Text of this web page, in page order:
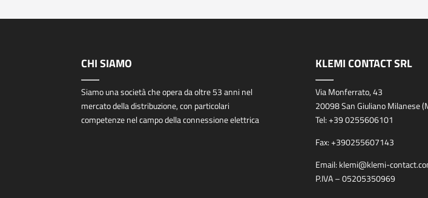
CHI SIAMO
Siamo una società che opera da oltre 53 anni nel
mercato della distribuzione, con particolari
competenze nel campo della connessione elettrica
KLEMI CONTACT SRL
Via Monferrato, 43
20098 San Giuliano Milanese
Tel:+39 0255606101
Fax:+390255607143
Email: klemi@klemi-
P.IVA – 05205350969